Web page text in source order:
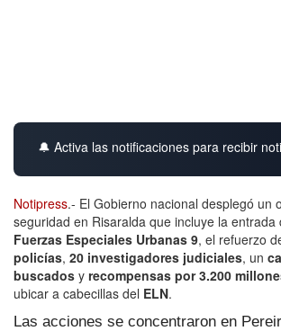
🔔 Activa las notificaciones para recibir
Notipress.- El Gobierno nacional desplegó un
seguridad en Risaralda que incluye la entrada
Fuerzas Especiales Urbanas 9, el refuerzo
policías, 20 investigadores judiciales, un
buscados y recompensas por 3.200
ubicar a cabecillas del ELN.
Las acciones se concentraron en